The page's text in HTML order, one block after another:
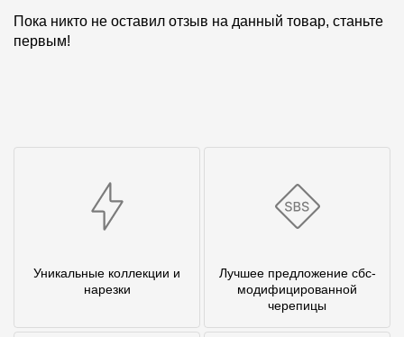
Пока никто не оставил отзыв на данный товар, станьте
первым!
Уникальные коллекции и
нарезки
Лучшее предложение сбс-
модифицированной
черепицы